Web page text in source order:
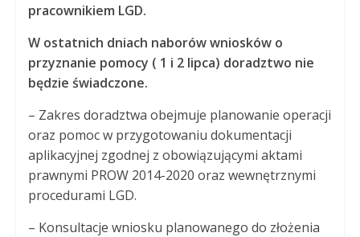
pracownikiem LGD.
W ostatnich dniach naborów wniosków o
przyznanie pomocy ( 1 i 2 lipca) doradztwo nie
będzie świadczone.
– Zakres doradztwa obejmuje planowanie operacji
oraz pomoc w przygotowaniu dokumentacji
aplikacyjnej zgodnej z obowiązującymi aktami
prawnymi PROW 2014-2020 oraz wewnętrznymi
procedurami LGD.
– Konsultacje wniosku planowanego do złożenia